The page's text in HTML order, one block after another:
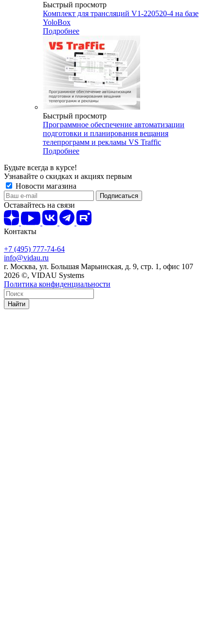
Быстрый просмотр
Комплект для трансляций V1-220520-4 на базе
YoloBox
Подробнее
Быстрый просмотр
Программное обеспечение автоматизации
подготовки и планирования вещания
телепрограмм и рекламы VS Traffic
Подробнее
Будьте всегда в курсе!
Узнавайте о скидках и акциях первым
Новости магазина
Оставайтесь на связи
Контакты
+7 (495) 777-74-64
info@vidau.ru
г. Москва, ул. Большая Марьинская, д. 9, стр. 1, офис 107
2026 ©, VIDAU Systems
Политика конфиденциальности
Найти